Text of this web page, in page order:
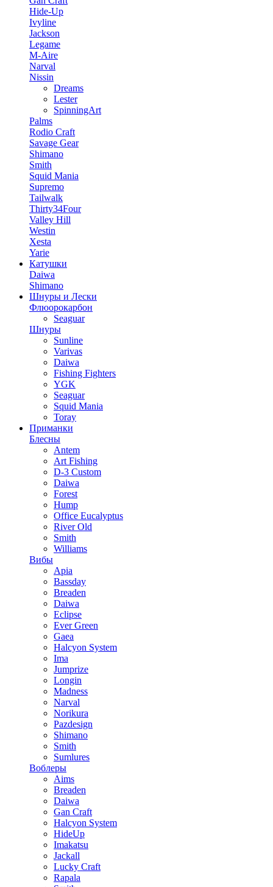
Hide-Up
Ivyline
Jackson
Legame
M-Aire
Narval
Nissin
Dreams
Lester
SpinningArt
Palms
Rodio Craft
Savage Gear
Shimano
Smith
Squid Mania
Supremo
Tailwalk
Thirty34Four
Valley Hill
Westin
Xesta
Yarie
Катушки
Daiwa
Shimano
Шнуры и Лески
Флюорокарбон
Seaguar
Шнуры
Sunline
Varivas
Daiwa
Fishing Fighters
YGK
Seaguar
Squid Mania
Toray
Приманки
Блесны
Antem
Art Fishing
D-3 Custom
Daiwa
Forest
Hump
Office Eucalyptus
River Old
Smith
Williams
Вибы
Apia
Bassday
Breaden
Daiwa
Eclipse
Ever Green
Gaea
Halcyon System
Ima
Jumprize
Longin
Madness
Narval
Norikura
Pazdesign
Shimano
Smith
Sumlures
Воблеры
Aims
Breaden
Daiwa
Gan Craft
Halcyon System
HideUp
Imakatsu
Jackall
Lucky Craft
Rapala